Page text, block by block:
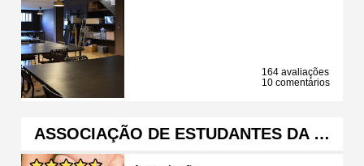
164 avaliações
10 comentários
ASSOCIAÇÃO DE ESTUDANTES DA …